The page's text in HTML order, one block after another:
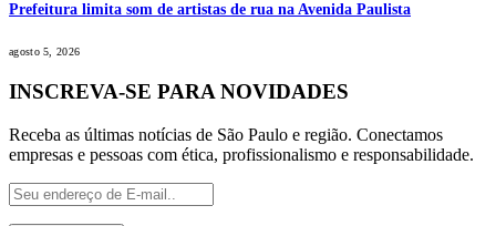
Prefeitura limita som de artistas de rua na Avenida Paulista
agosto 5, 2026
INSCREVA-SE PARA NOVIDADES
Receba as últimas notícias de São Paulo e região. Conectamos
empresas e pessoas com ética, profissionalismo e responsabilidade.